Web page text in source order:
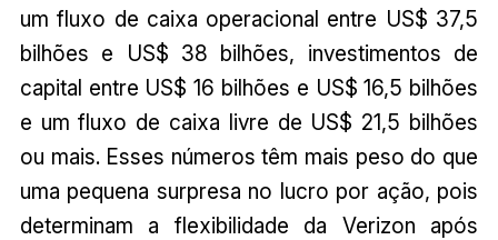
um fluxo de caixa operacional entre US$ 37,5
bilhões e US$ 38 bilhões, investimentos de
capital entre US$ 16 bilhões e US$ 16,5 bilhões
e um fluxo de caixa livre de US$ 21,5 bilhões
ou mais. Esses números têm mais peso do que
uma pequena surpresa no lucro por ação, pois
determinam a flexibilidade da Verizon após